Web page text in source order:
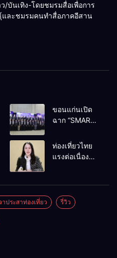
บันเทิง-โดยชมรมสื่อเพื่อการ
และชมรมคนทำสื่อภาคอีสาน
ขอนแก่นเปิด
ฉาก “SMART
EXPO 2026”
ยิ่งใหญ่ หนุนผู้
ระดับ
เศรษฐกิจ
ดิจิทัลอีสาน
ท่องเที่ยวไทย
แรงต่อเนื่อง!
สากล ตอกย้ำ
ผลสำเร็จ ดัน
ประสาท่องเที่ยว รี่วิว